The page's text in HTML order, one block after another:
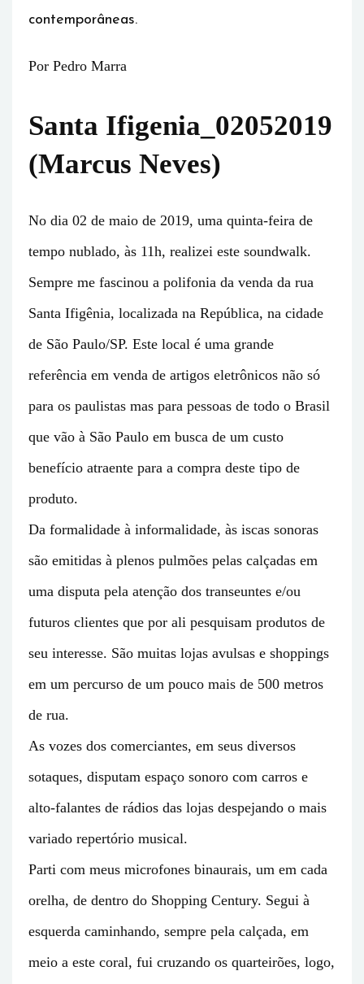
contemporâneas.
Por Pedro Marra
Santa Ifigenia_02052019
(Marcus Neves)
No dia 02 de maio de 2019, uma quinta-feira de
tempo nublado, às 11h, realizei este soundwalk.
Sempre me fascinou a polifonia da venda da rua
Santa Ifigênia, localizada na República, na cidade
de São Paulo/SP. Este local é uma grande
referência em venda de artigos eletrônicos não só
para os paulistas mas para pessoas de todo o Brasil
que vão à São Paulo em busca de um custo
benefício atraente para a compra deste tipo de
produto.
Da formalidade à informalidade, às iscas sonoras
são emitidas à plenos pulmões pelas calçadas em
uma disputa pela atenção dos transeuntes e/ou
futuros clientes que por ali pesquisam produtos de
seu interesse. São muitas lojas avulsas e shoppings
em um percurso de um pouco mais de 500 metros
de rua.
As vozes dos comerciantes, em seus diversos
sotaques, disputam espaço sonoro com carros e
alto-falantes de rádios das lojas despejando o mais
variado repertório musical.
Parti com meus microfones binaurais, um em cada
orelha, de dentro do Shopping Century. Segui à
esquerda caminhando, sempre pela calçada, em
meio a este coral, fui cruzando os quarteirões, logo,